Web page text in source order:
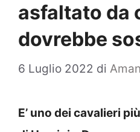
asfaltato da
dovrebbe
6 Luglio 2022 di
E’ uno dei cavalieri